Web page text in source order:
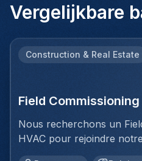
Vergelijkbare
Construction & Real Estate
Field Commissioning
Nous recherchons un
HVAC pour rejoindre
de Bruxelles. Dans ce